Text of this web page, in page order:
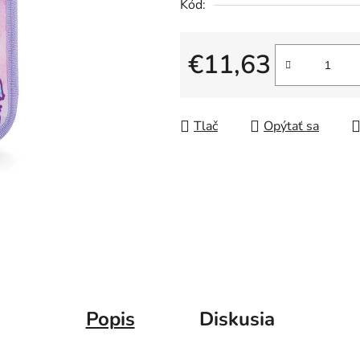
Kód:
€11,63
Jednotková cena:
Tlač Opýtať sa
Popis Diskusia